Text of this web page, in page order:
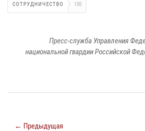
СОТРУДНИЧЕСТВО 130
Пресс-служба Управления
национальной гвардии Российской
← Предыдущая